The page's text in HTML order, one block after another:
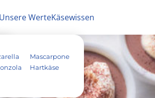
Mascarpone
Hartkäse
WerteKäsewissen